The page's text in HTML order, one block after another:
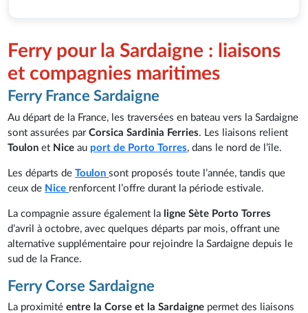
Ferry pour la Sardaigne : liaisons
et compagnies maritimes
Ferry France Sardaigne
Au départ de la France, les traversées en bateau vers la Sardaigne
sont assurées parCorsica Sardinia Ferries. Les liaisons relient
Toulonet Niceau port de Porto Torres, dans le nord de l’île.
Les départs deToulonsont proposés toute l’année, tandis que
ceux de Nice renforcent l’offre durant la période estivale.
La compagnie assure également la ligne Sète Porto Torres
d’avril à octobre, avec quelques départs par mois, offrant une
alternative supplémentaire pour rejoindre la Sardaigne depuis le
sud de la France.
Ferry Corse Sardaigne
La proximitéentre la Corse et la Sardaigne permet des liaisons